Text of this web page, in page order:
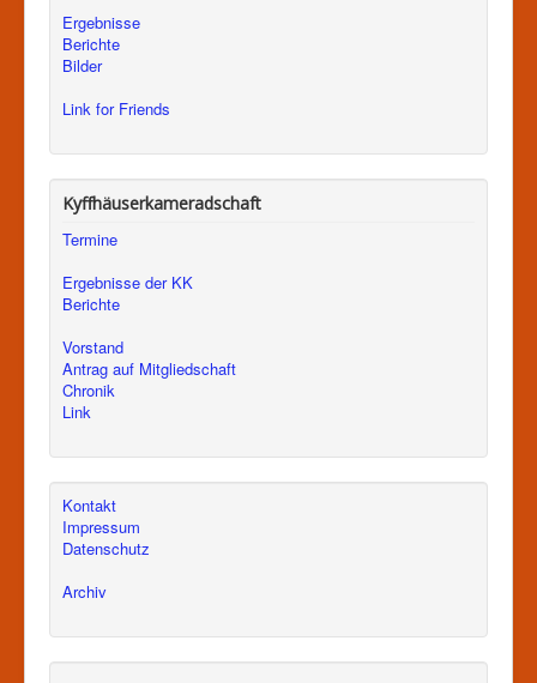
Ergebnisse
Berichte
Bilder
Link for Friends
Kyffhäuserkameradschaft
Termine
Ergebnisse der KK
Berichte
Vorstand
Antrag auf Mitgliedschaft
Chronik
Link
Kontakt
Impressum
Datenschutz
Archiv